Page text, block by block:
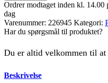
Ordrer modtaget inden kl. 14.00
dag
Varenummer: 226945 Kategori:
Har du spørgsmål til produktet?
Du er altid velkommen til at
Beskrivelse